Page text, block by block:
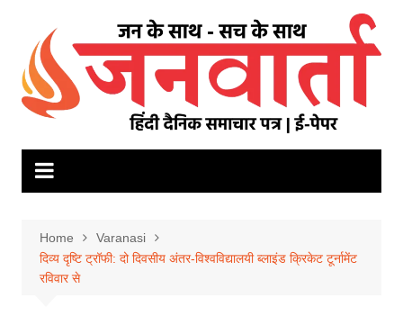
content
Home
Varanasi
दिव्य दृष्टि ट्रॉफी: दो दिवसीय अंतर-विश्वविद्यालयी ब्लाइंड क्रिकेट टूर्नामेंट
रविवार से